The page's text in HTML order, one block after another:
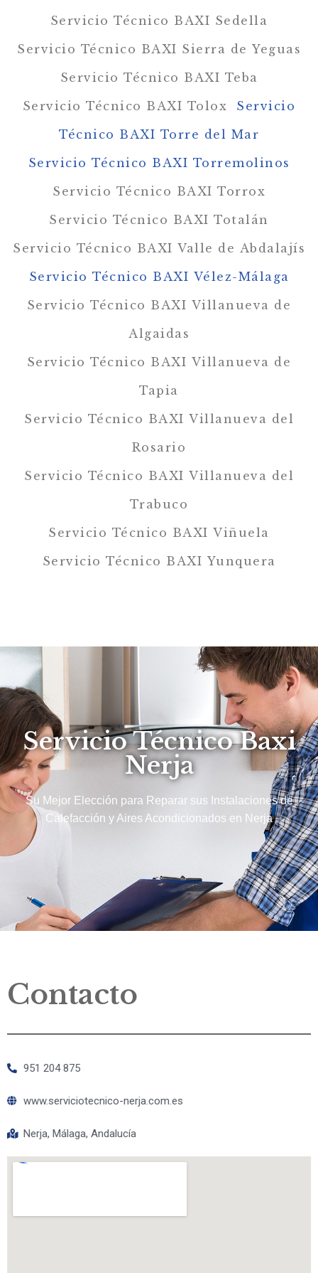
Servicio Técnico BAXI Sedella
Servicio Técnico BAXI Sierra de Yeguas
Servicio Técnico BAXI Teba
Servicio Técnico BAXI Tolox Servicio
Técnico BAXI Torre del Mar
Servicio Técnico BAXI Torremolinos
Servicio Técnico BAXI Torrox
Servicio Técnico BAXI Totalán
Servicio Técnico BAXI Valle de Abdalajís
Servicio Técnico BAXI Vélez-Málaga
Servicio Técnico BAXI Villanueva de
Algaidas
Servicio Técnico BAXI Villanueva de
Tapia
Servicio Técnico BAXI Villanueva del
Rosario
Servicio Técnico BAXI Villanueva del
Trabuco
Servicio Técnico BAXI Viñuela
Servicio Técnico BAXI Yunquera
Servicio Técnico Baxi
Nerja
Su Mejor Elección para Reparar sus Instalaciones de
Calefacción y Aires Acondicionados en Nerja
Contacto
951 204 875
www.serviciotecnico-nerja.com.es
Nerja, Málaga, Andalucía